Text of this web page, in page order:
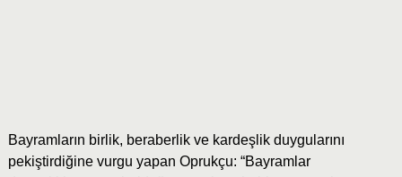
Bayramların birlik, beraberlik ve kardeşlik duygularını
pekiştirdiğine vurgu yapan Oprukçu: “Bayramlar